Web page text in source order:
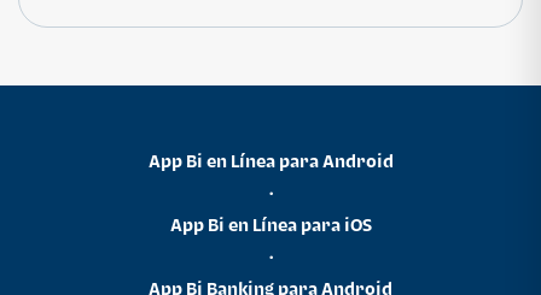
App Bi en Línea para Android
•
App Bi en Línea para iOS
•
App Bi Banking para Android